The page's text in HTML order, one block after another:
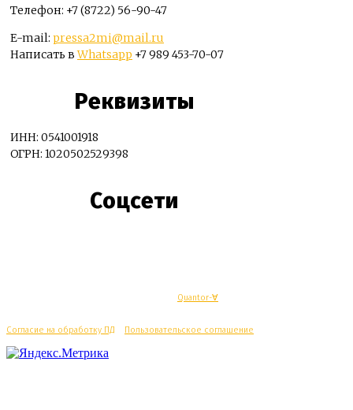
Телефон: +7 (8722) 56-90-47
E-mail: pressa2mi@mail.ru
Написать вWhatsapp +7 989 453-70-07
Реквизиты
ИНН: 0541001918
ОГРН: 1020502529398
Соцсети
Quantor-∀
Согласие на обработку ПД Пользовательское соглашение